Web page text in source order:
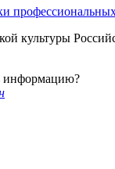
культуры
информацию?